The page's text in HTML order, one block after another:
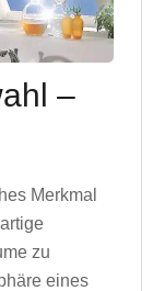
–
Merkmal
zu
eines